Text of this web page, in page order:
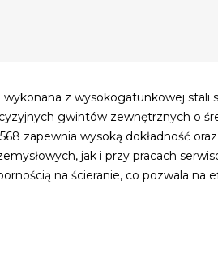
wykonana z wysokogatunkowej
gwintów zewnętrznych o
zapewnia wysoką dokładność
jak i przy pracach
na ścieranie, co pozwala na